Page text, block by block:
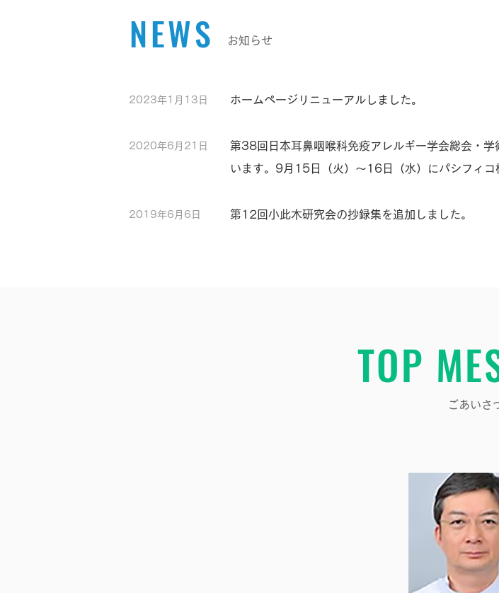
NEWS お知らせ
2023年1月13日 ホームページリニューアルしました。
2020年6月21日
第38回日本耳鼻咽喉科免疫アレルギー学会総会・
います。9月15日（火）〜16日（水）にパシフィコ
2019年6月6日 第12回小此木研究会の抄録集を追加しました。
TOP
ごあいさ